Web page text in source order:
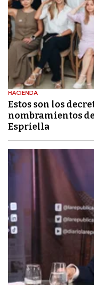
HACIENDA
Estos son los
nombramientos
Espriella